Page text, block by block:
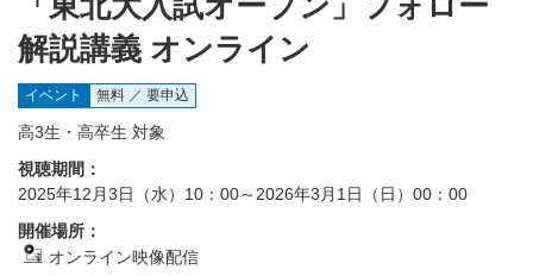
解説講義 オンライン
イベント 無料 ／ 要申込
高3生・高卒生 対象
視聴期間：
2025年12月3日（水）10：00～2026年3月1日（日）00：00
開催場所：
オンライン映像配信